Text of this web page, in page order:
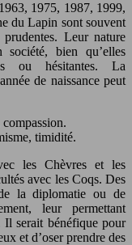
1975, 1987, 1999,
du Lapin sont souvent
Leur nature
bien qu’elles
ou hésitantes. La
de naissance peut
timidité.
les Chèvres et les
avec les Coqs. Des
la diplomatie ou de
leur permettant
Il serait bénéfique pour
et d’oser prendre des